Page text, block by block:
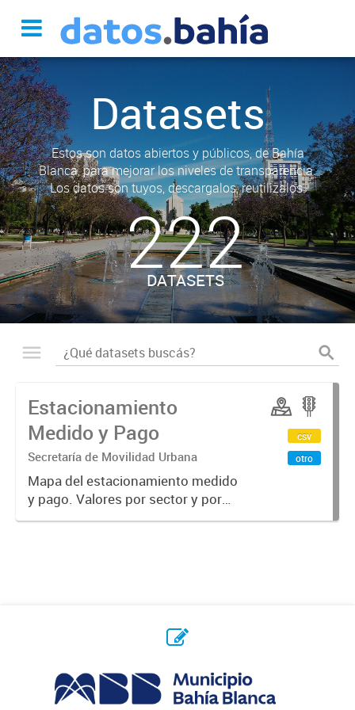
Datasets
Estos son datos abiertos y públicos, de Bahía
Blanca, para mejorar los niveles de transparencia.
Los datos son tuyos, descargalos, reutilizalos.
222
DATASETS
Estacionamiento
Medido y Pago
Secretaría de Movilidad Urbana
Mapa del estacionamiento medido
y pago. Valores por sector y por
cantidad de horas.
csv
otro